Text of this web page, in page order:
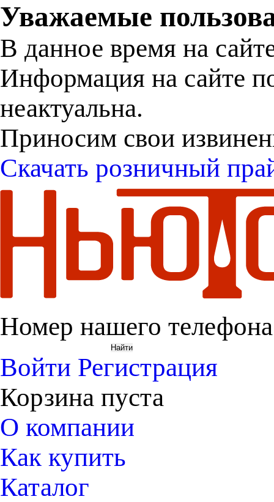
Уважаемые
В данное время на
Информация на сайте
неактуальна.
Приносим свои
Скачать розничный
Номер нашего
Войти Регистрация
Корзина пуста
О компании
Как купить
Каталог